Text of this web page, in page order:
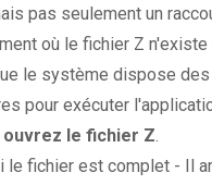
pas seulement un
où le fichier Z n'existe
le système dispose
pour exécuter
ouvrez le fichier Z.
le fichier est complet - Il